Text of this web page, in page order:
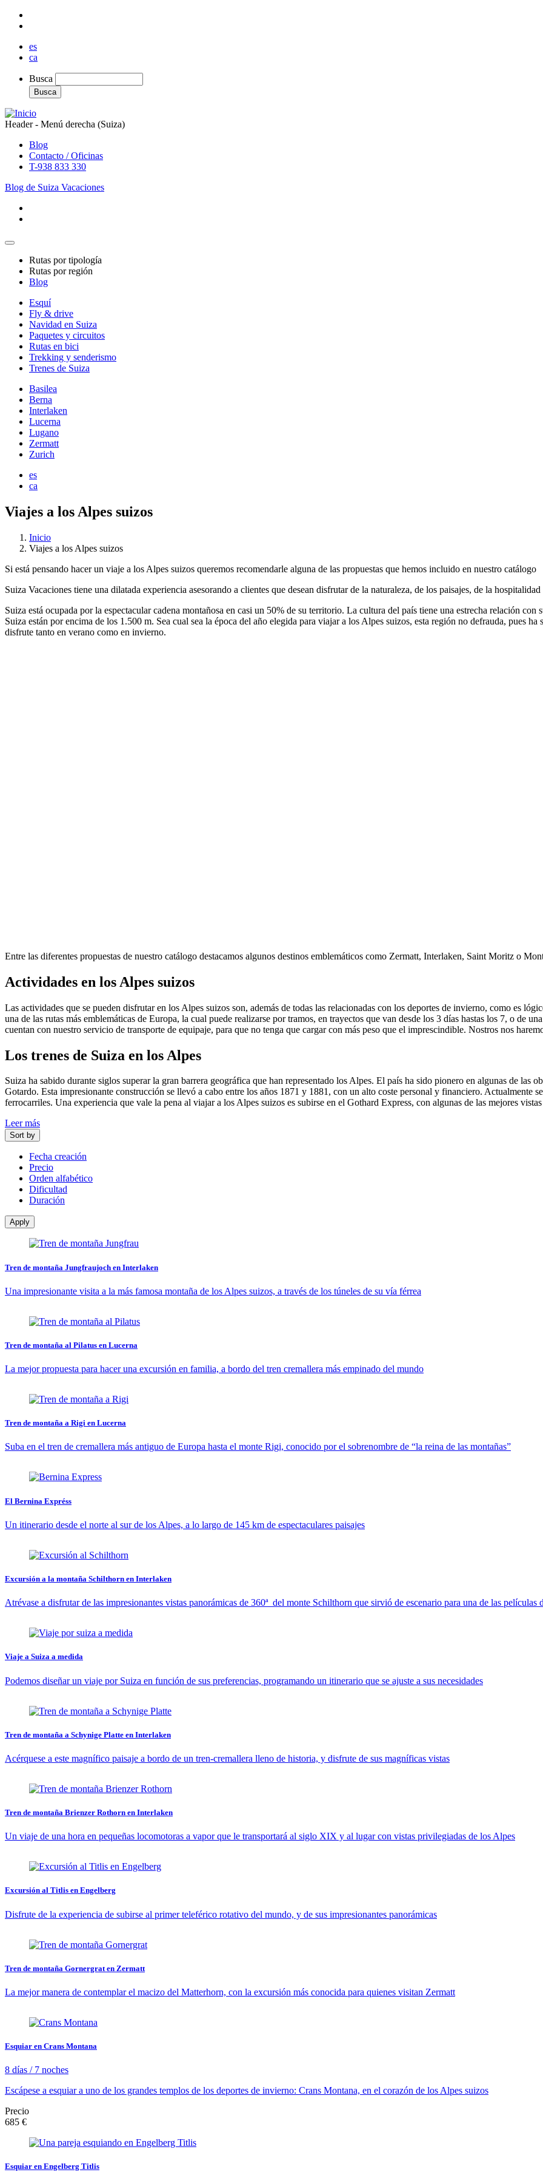
Pasar
principal
es
ca
Busca
Busca
Header - Menú derecha (Suiza)
Blog
Contacto / Oficinas
T-938 833 330
Blog de Suiza Vacaciones
Rutas por tipología
Rutas por región
Blog
Esquí
Fly & drive
Navidad en Suiza
Paquetes y circuitos
Rutas en bici
Trekking y senderismo
Trenes de Suiza
Basilea
Berna
Interlaken
Lucerna
Lugano
Zermatt
Zurich
es
ca
Viajes a los Alpes suizos
Inicio
Viajes a los Alpes suizos
Si está pensando hacer un viaje a los Alpes suizos queremos recomendarle alguna de las propuestas que hemos incluido en nuestro catálogo
Suiza Vacaciones tiene una dilatada experiencia asesorando a clientes que desean disfrutar de la naturaleza, de los paisajes, de la
Suiza está ocupada por la espectacular cadena montañosa en casi un 50% de su territorio. La cultura del país tiene una estrecha relación
Suiza están por encima de los 1.500 m. Sea cual sea la época del año elegida para viajar a los Alpes suizos, esta región no defrauda, pues
disfrute tanto en verano como en invierno.
Entre las diferentes propuestas de nuestro catálogo destacamos algunos destinos emblemáticos como Zermatt, Interlaken, Saint Moritz o
Actividades en los Alpes suizos
Las actividades que se pueden disfrutar en los Alpes suizos son, además de todas las relacionadas con los deportes de invierno, como es
una de las rutas más emblemáticas de Europa, la cual puede realizarse por tramos, en trayectos que van desde los 3 días hastas los 7, o de
cuentan con nuestro servicio de transporte de equipaje, para que no tenga que cargar con más peso que el imprescindible. Nostros nos
Los trenes de Suiza en los Alpes
Suiza ha sabido durante siglos superar la gran barrera geográfica que han representado los Alpes. El país ha sido pionero en algunas de las
Gotardo. Esta impresionante construcción se llevó a cabo entre los años 1871 y 1881, con un alto coste personal y financiero. Actualmente
ferrocarriles. Una experiencia que vale la pena al viajar a los Alpes suizos es subirse en el Gothard Express, con algunas de las mejores vistas
Leer más
Sort by
Fecha creación
Precio
Orden alfabético
Dificultad
Duración
Apply
Tren de montaña Jungfraujoch en Interlaken
Una impresionante visita a la más famosa montaña de los Alpes suizos, a través de los túneles de su vía férrea
Tren de montaña al Pilatus en Lucerna
La mejor propuesta para hacer una excursión en familia, a bordo del tren cremallera más empinado del mundo
Tren de montaña a Rigi en Lucerna
Suba en el tren de cremallera más antiguo de Europa hasta el monte Rigi, conocido por el sobrenombre de “la reina de las montañas”
El Bernina Expréss
Un itinerario desde el norte al sur de los Alpes, a lo largo de 145 km de espectaculares paisajes
Excursión a la montaña Schilthorn en Interlaken
Atrévase a disfrutar de las impresionantes vistas panorámicas de 360ª del monte Schilthorn que sirvió de escenario para una de las películas
Viaje a Suiza a medida
Podemos diseñar un viaje por Suiza en función de sus preferencias, programando un itinerario que se ajuste a sus necesidades
Tren de montaña a Schynige Platte en Interlaken
Acérquese a este magnífico paisaje a bordo de un tren-cremallera lleno de historia, y disfrute de sus magníficas vistas
Tren de montaña Brienzer Rothorn en Interlaken
Un viaje de una hora en pequeñas locomotoras a vapor que le transportará al siglo XIX y al lugar con vistas privilegiadas de los Alpes
Excursión al Titlis en Engelberg
Disfrute de la experiencia de subirse al primer teleférico rotativo del mundo, y de sus impresionantes panorámicas
Tren de montaña Gornergrat en Zermatt
La mejor manera de contemplar el macizo del Matterhorn, con la excursión más conocida para quienes visitan Zermatt
Esquiar en Crans Montana
8 días / 7 noches
Escápese a esquiar a uno de los grandes templos de los deportes de invierno: Crans Montana, en el corazón de los Alpes suizos
Precio
685 €
Esquiar en Engelberg Titlis